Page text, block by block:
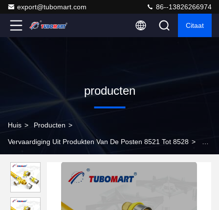
export@tubomart.com 86--13826266974
Citaat
producten
Huis > Producten >
Vervaardiging Uit Produkten Van De Posten 8521 Tot 8528 >
Sanitairbevestigingen